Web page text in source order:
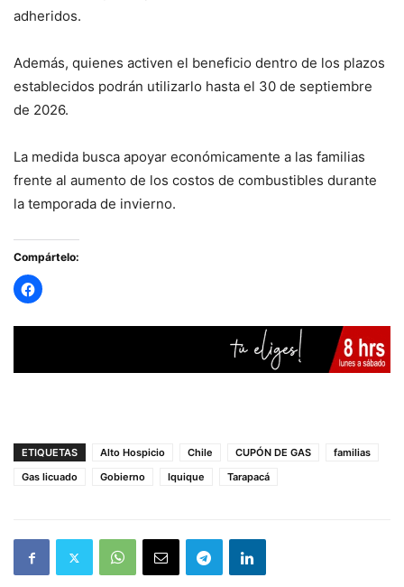
adheridos.
Además, quienes activen el beneficio dentro de los plazos
establecidos podrán utilizarlo hasta el 30 de septiembre
de 2026.
La medida busca apoyar económicamente a las familias
frente al aumento de los costos de combustibles durante
la temporada de invierno.
Compártelo:
ETIQUETAS Alto Hospicio Chile CUPÓN DE GAS
familias
Gas licuado
Gobierno Iquique Tarapacá